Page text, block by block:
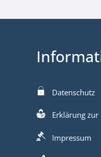
Datenschutz
Erklärung
Impressum